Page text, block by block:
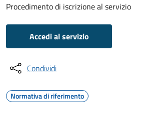
Procedimento di iscrizione al servizio
Accedi al servizio
Condividi
Normativa di riferimento